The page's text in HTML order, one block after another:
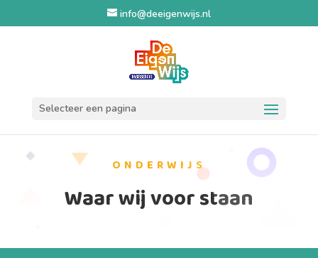
info@deeigenwijs.nl
Selecteer een pagina
ONDERWIJS
Waar wij voor staan